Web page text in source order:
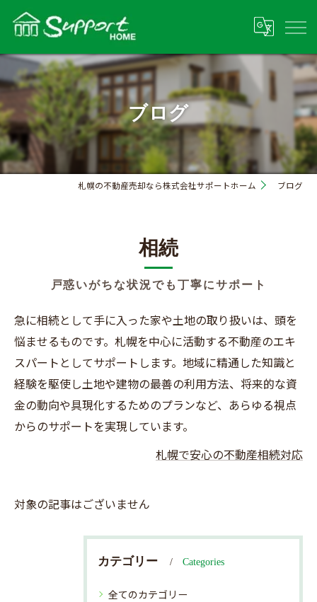
ブログ
札幌の不動産売却なら株式会社サポートホーム ブログ
相続
戸惑いがちな状況でも丁寧にサポート
急に相続として手に入った家や土地の取り扱いは、頭を
悩ませるものです。札幌を中心に活動する不動産のエキ
スパートとしてサポートします。地域に精通した知識と
経験を駆使し土地や建物の最善の利用方法、将来的な資
金の動向や具現化するためのプランなど、あらゆる視点
からのサポートを実現しています。
札幌で安心の不動産相続対応
対象の記事はございません
カテゴリー Categories
全てのカテゴリー